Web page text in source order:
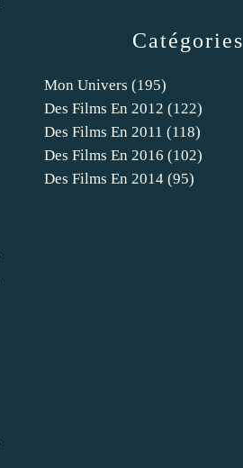
Catégories
Mon Univers (195)
Des Films En 2012 (122)
Des Films En 2011 (118)
Des Films En 2016 (102)
Des Films En 2014 (95)